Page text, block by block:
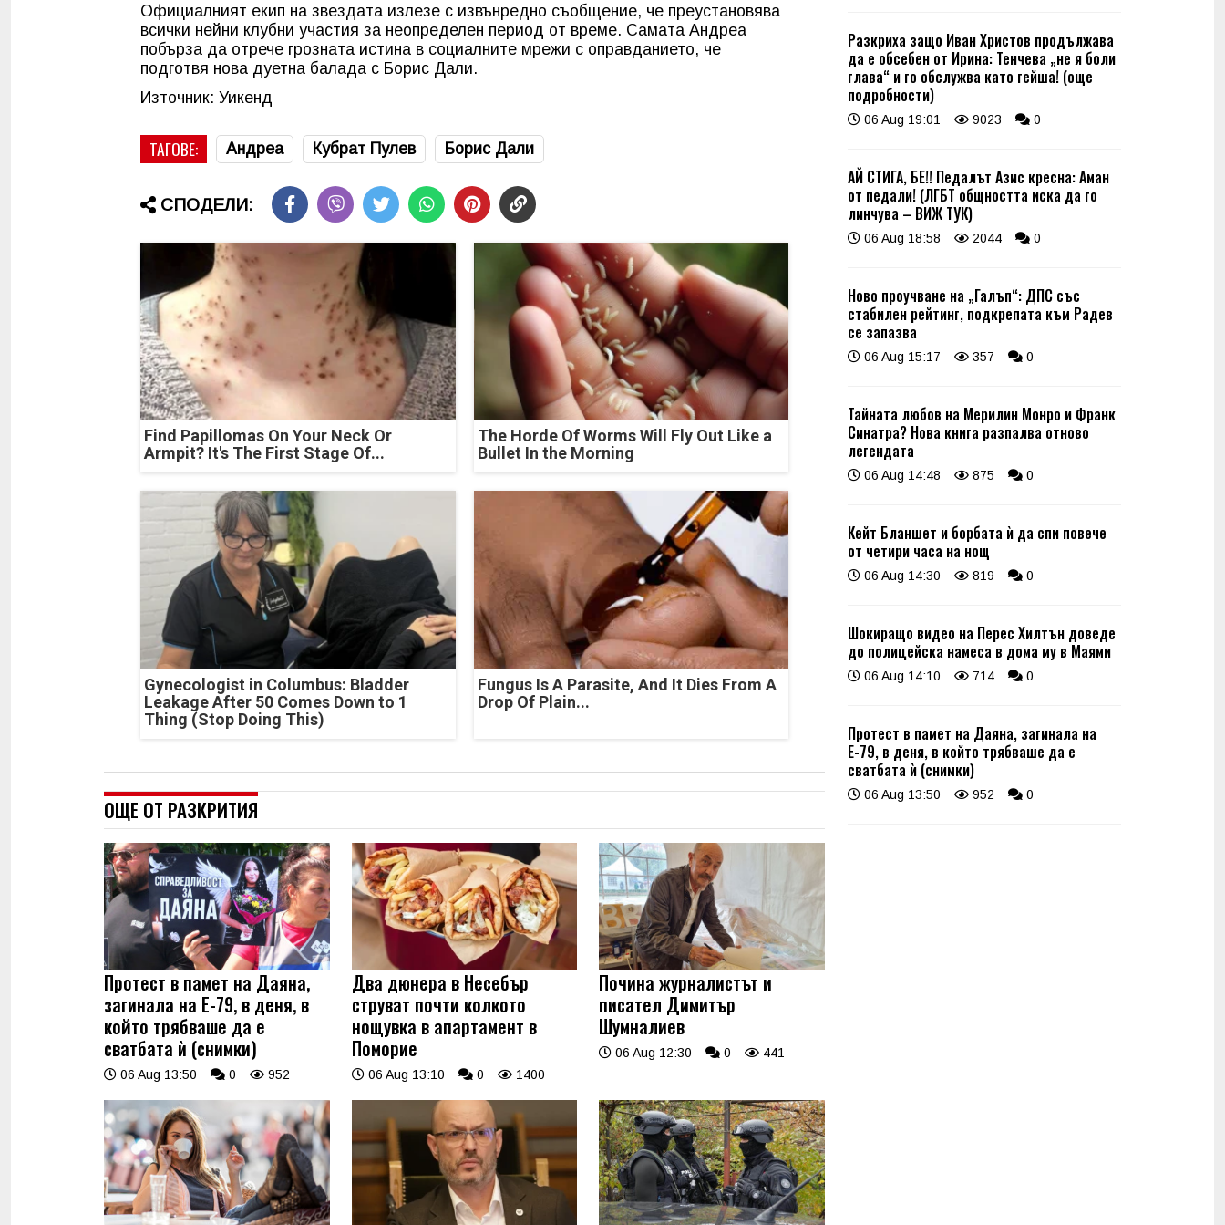
Официалният екип на звездата излезе с извънредно съобщение, че преустановява
всички нейни клубни участия за неопределен период от време. Самата Андреа
побърза да отрече грозната истина в социалните мрежи с оправданието, че
подготвя нова дуетна балада с Борис Дали.
Източник: Уикенд
ТАГОВЕ: Андреа Кубрат Пулев Борис Дали
СПОДЕЛИ:
Find Papillomas On Your Neck Or
Armpit? It's The First Stage Of...
The Horde Of Worms Will Fly Out Like a
Bullet In the Morning
Gynecologist in Columbus: Bladder
Leakage After 50 Comes Down to 1
Thing (Stop Doing This)
Fungus Is A Parasite, And It Dies From A
Drop Of Plain...
ОЩЕ ОТ РАЗКРИТИЯ
Протест в памет на Даяна,
загинала на Е-79, в деня, в
който трябваше да е
сватбата ѝ (снимки)
06 Aug 13:50 0 952
Два дюнера в Несебър
струват почти колкото
нощувка в апартамент в
Поморие
06 Aug 13:10 0 1400
Почина журналистът и
писател Димитър
Шумналиев
06 Aug 12:30 0 441
Разкриха защо Иван Христов продължава
да е обсебен от Ирина: Тенчева „не я боли
глава“ и го обслужва като гейша! (още
подробности)
06 Aug 19:01 9023 0
АЙ СТИГА, БЕ!! Педалът Азис кресна: Аман
от педали! (ЛГБТ общността иска да го
линчува – ВИЖ ТУК)
06 Aug 18:58 2044 0
Ново проучване на „Галъп“: ДПС със
стабилен рейтинг, подкрепата към Радев
се запазва
06 Aug 15:17 357 0
Тайната любов на Мерилин Монро и Франк
Синатра? Нова книга разпалва отново
легендата
06 Aug 14:48 875 0
Кейт Бланшет и борбата ѝ да спи повече
от четири часа на нощ
06 Aug 14:30 819 0
Шокиращо видео на Перес Хилтън доведе
до полицейска намеса в дома му в Маями
06 Aug 14:10 714 0
Протест в памет на Даяна, загинала на
Е-79, в деня, в който трябваше да е
сватбата ѝ (снимки)
06 Aug 13:50 952 0